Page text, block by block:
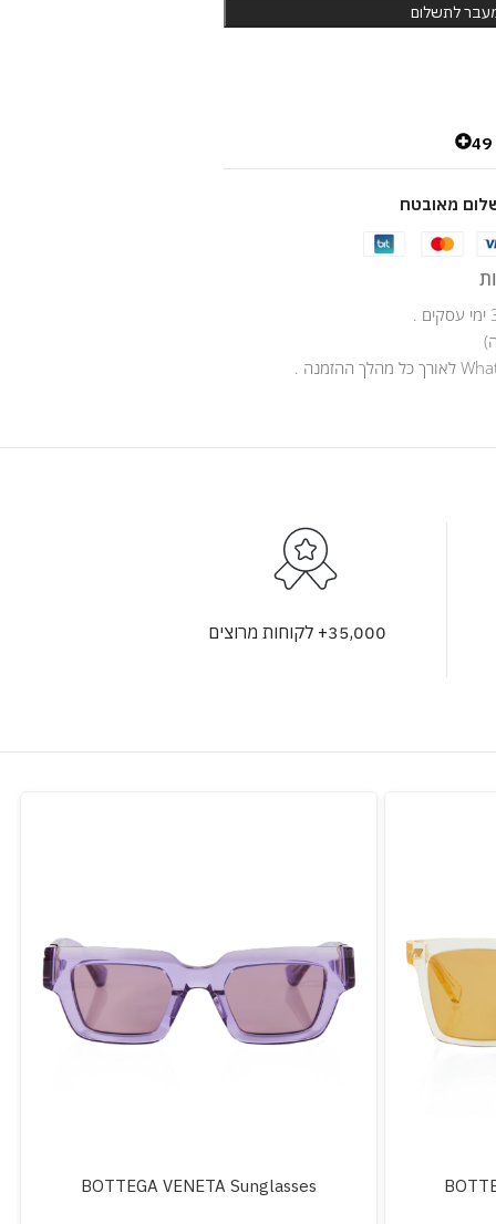
לתשלום
49
מאובטח
35,000+ לקוחות מרוצים
BOTTEGA VENETA Sunglasses